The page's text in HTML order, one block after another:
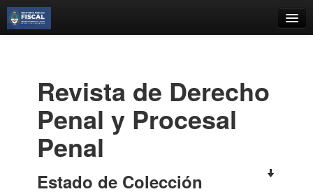
Estantes Virtuales
Contacto
Revista de Derecho
Penal y Procesal
Penal
Estado de Colección